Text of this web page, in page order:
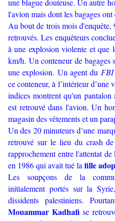
une blague douteuse. Un autre
l'avion mais dont les bagages
Au bout de trois mois
retrouvés. Les enquêteurs
à une explosion violente et que
km/h. Un conteneur de bagages
une explosion. Un agent du FBI
ce conteneur, à l’intérieur
indices montrent qu'un
est retrouvé dans l'avion. Un
magasin des vêtements et un
Un des 20 minuteurs d’une
retrouvé sur le lieu du crash
rapprochement entre l'attentat
en 1986 qui avait tué la fille
Les soupçons de la
initialement portés sur la
dissidents palestiniens.
Mouammar Kadhafi se